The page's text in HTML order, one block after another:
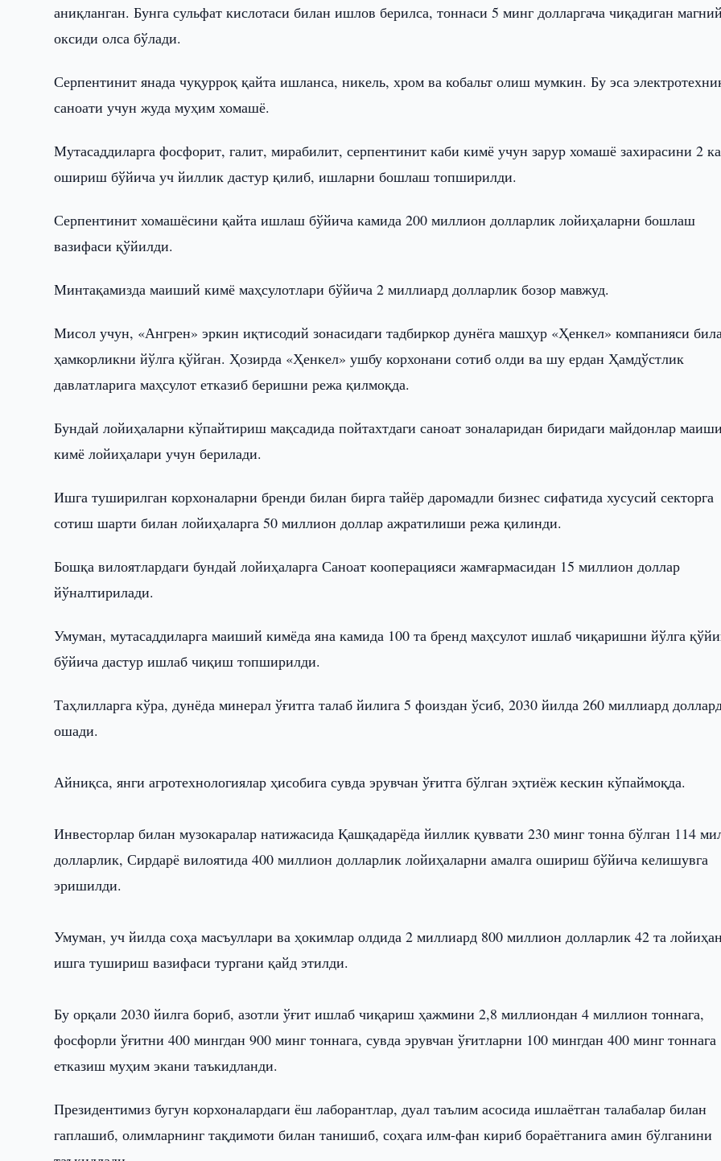
аниқланган. Бунга сульфат кислотаси билан ишлов берилса, тоннаси 5 минг долларгача чиқадиган магний
оксиди олса бўлади.
Серпентинит янада чуқурроқ қайта ишланса, никель, хром ва кобальт олиш мумкин. Бу эса
саноати учун жуда муҳим хомашё.
Мутасаддиларга фосфорит, галит, мирабилит, серпентинит каби кимё учун зарур хомашё захирасини 2
ошириш бўйича уч йиллик дастур қилиб, ишларни бошлаш топширилди.
Серпентинит хомашёсини қайта ишлаш бўйича камида 200 миллион долларлик лойиҳаларни бошлаш
вазифаси қўйилди.
Минтақамизда маиший кимё маҳсулотлари бўйича 2 миллиард долларлик бозор мавжуд.
Мисол учун, «Ангрен» эркин иқтисодий зонасидаги тадбиркор дунёга машҳур «Ҳенкел» компанияси
ҳамкорликни йўлга қўйган. Ҳозирда «Ҳенкел» ушбу корхонани сотиб олди ва шу ердан Ҳамдўстлик
давлатларига маҳсулот етказиб беришни режа қилмоқда.
Бундай лойиҳаларни кўпайтириш мақсадида пойтахтдаги саноат зоналаридан биридаги майдонлар
кимё лойиҳалари учун берилади.
Ишга туширилган корхоналарни бренди билан бирга тайёр даромадли бизнес сифатида хусусий секторга
сотиш шарти билан лойиҳаларга 50 миллион доллар ажратилиши режа қилинди.
Бошқа вилоятлардаги бундай лойиҳаларга Саноат кооперацияси жамғармасидан 15 миллион доллар
йўналтирилади.
Умуман, мутасаддиларга маиший кимёда яна камида 100 та бренд маҳсулот ишлаб чиқаришни йўлга
бўйича дастур ишлаб чиқиш топширилди.
Таҳлилларга кўра, дунёда минерал ўғитга талаб йилига 5 фоиздан ўсиб, 2030 йилда 260 миллиард
ошади.
Айниқса, янги агротехнологиялар ҳисобига сувда эрувчан ўғитга бўлган эҳтиёж кескин кўпаймоқда.
Инвесторлар билан музокаралар натижасида Қашқадарёда йиллик қуввати 230 минг тонна бўлган 114
долларлик, Сирдарё вилоятида 400 миллион долларлик лойиҳаларни амалга ошириш бўйича келишувга
эришилди.
Умуман, уч йилда соҳа масъуллари ва ҳокимлар олдида 2 миллиард 800 миллион долларлик 42 та
ишга тушириш вазифаси тургани қайд этилди.
Бу орқали 2030 йилга бориб, азотли ўғит ишлаб чиқариш ҳажмини 2,8 миллиондан 4 миллион тоннага,
фосфорли ўғитни 400 мингдан 900 минг тоннага, сувда эрувчан ўғитларни 100 мингдан 400 минг тоннага
етказиш муҳим экани таъкидланди.
Президентимиз бугун корхоналардаги ёш лаборантлар, дуал таълим асосида ишлаётган талабалар билан
гаплашиб, олимларнинг тақдимоти билан танишиб, соҳага илм-фан кириб бораётганига амин бўлганини